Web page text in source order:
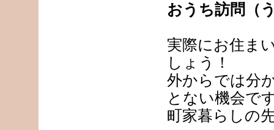
おうち訪問（
実際にお住ま
しょう！
外からでは分
とない機会で
町家暮らしの